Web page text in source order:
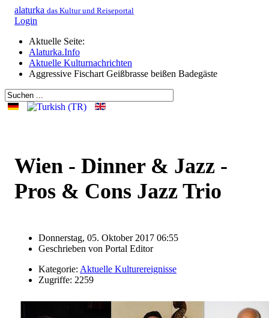
alaturka das Kultur und Reiseportal
Login
Aktuelle Seite:
Alaturka.Info
Aktuelle Kulturnachrichten
Aggressive Fischart Geißbrasse beißen Badegäste
Wien - Dinner & Jazz -
Pros & Cons Jazz Trio
Donnerstag, 05. Oktober 2017 06:55
Geschrieben von Portal Editor
Kategorie: Aktuelle Kulturereignisse
Zugriffe: 2259